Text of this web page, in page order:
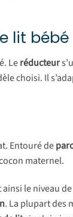
lit bébé
Leréducteur
choisi. Il
Entouré de
maternel.
ainsi le niveau
. La plupart des